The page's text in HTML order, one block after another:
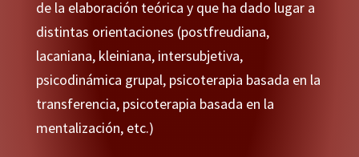
de la elaboración teórica y que ha dado lugar a
distintas orientaciones (postfreudiana,
lacaniana, kleiniana, intersubjetiva,
psicodinámica grupal, psicoterapia basada en la
transferencia, psicoterapia basada en la
mentalización, etc.)